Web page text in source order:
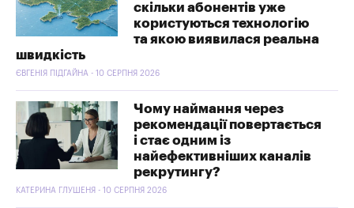
скільки абонентів уже
користуються технологію
та якою виявилася реальна
швидкість
ЄВГЕНІЯ ПІДГАЙНА - 10 СЕРПНЯ 2026
Чому наймання через
рекомендації повертається
і стає одним із
найефективніших каналів
рекрутингу?
КАТЕРИНА ГЛУШЕНЯ - 10 СЕРПНЯ 2026